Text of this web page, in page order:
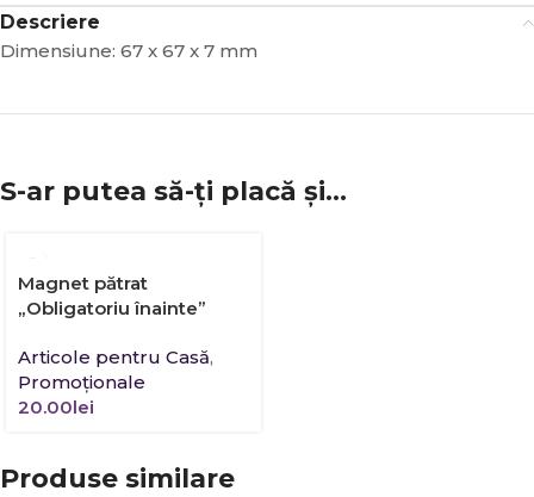
Descriere
Dimensiune: 67 x 67 x 7 mm
S-ar putea să-ți placă și…
Magnet pătrat
„Obligatoriu înainte”
Articole pentru Casă,
Promoţionale
20.00lei
Produse similare